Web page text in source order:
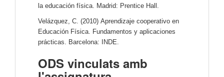
la educación física. Madrid: Prentice Hall.
Velázquez, C. (2010) Aprendizaje cooperativo en
Educación Física. Fundamentos y aplicaciones
prácticas. Barcelona: INDE.
ODS vinculats amb